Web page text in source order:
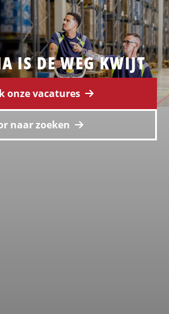
IS DE WEG KWIJT
onze vacatures
naar zoeken